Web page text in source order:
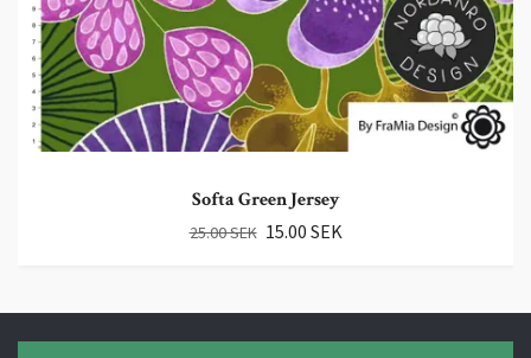
Softa Green Jersey
25.00 SEK 15.00 SEK